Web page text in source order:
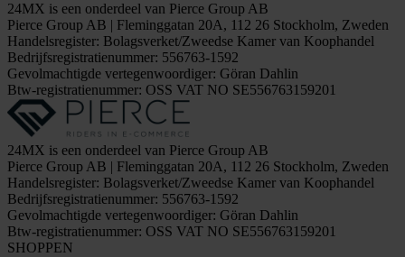
24MX is een onderdeel van Pierce Group AB
Pierce Group AB | Fleminggatan 20A, 112 26 Stockholm, Zweden
Handelsregister: Bolagsverket/Zweedse Kamer van Koophandel
Bedrijfsregistratienummer: 556763-1592
Gevolmachtigde vertegenwoordiger: Göran Dahlin
Btw-registratienummer: OSS VAT NO SE556763159201
24MX is een onderdeel van Pierce Group AB
Pierce Group AB | Fleminggatan 20A, 112 26 Stockholm, Zweden
Handelsregister: Bolagsverket/Zweedse Kamer van Koophandel
Bedrijfsregistratienummer: 556763-1592
Gevolmachtigde vertegenwoordiger: Göran Dahlin
Btw-registratienummer: OSS VAT NO SE556763159201
SHOPPEN